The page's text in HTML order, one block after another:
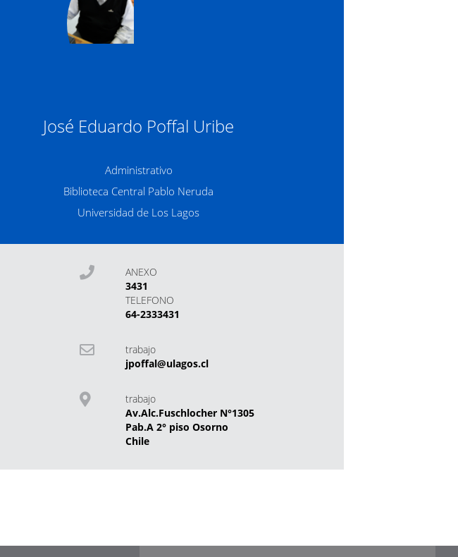
José Eduardo Poffal Uribe
Administrativo
Biblioteca Central Pablo Neruda
Universidad de Los Lagos
ANEXO
3431
TELEFONO
64-2333431
trabajo
jpoffal@ulagos.cl
trabajo
Av.Alc.Fuschlocher N°1305
Pab.A 2° piso Osorno
Chile